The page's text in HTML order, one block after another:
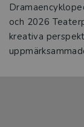
och 2026
kreativa